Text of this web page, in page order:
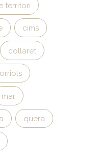
territori
cims
collaret
mar
quera